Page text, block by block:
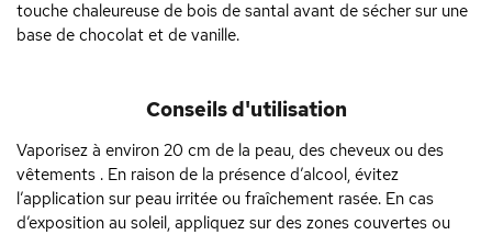
touche chaleureuse de bois de santal avant de sécher sur une
base de chocolat et de vanille.
Conseils d'utilisation
Vaporisez à environ 20 cm de la peau, des cheveux ou des
vêtements . En raison de la présence d’alcool, évitez
l’application sur peau irritée ou fraîchement rasée. En cas
d’exposition au soleil, appliquez sur des zones couvertes ou